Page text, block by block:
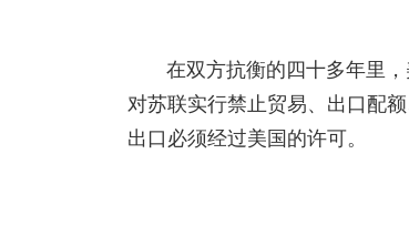
在双方抗衡的四十多年里
对苏联实行禁止贸易、出口配
出口必须经过美国的许可。